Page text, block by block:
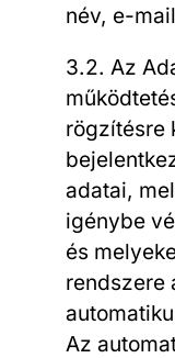
név, e-
3.2. Az
rögzítésre
adatai,
igénybe
és
rendszere
Az